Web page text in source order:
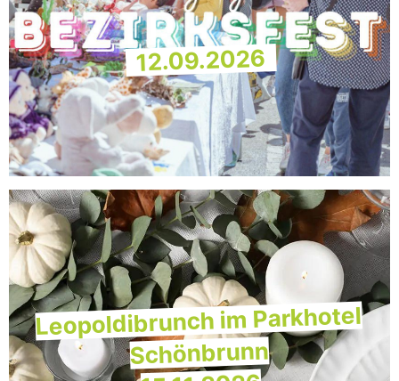
12.09.2026
Leopoldibrunch im Parkhotel
Schönbrunn